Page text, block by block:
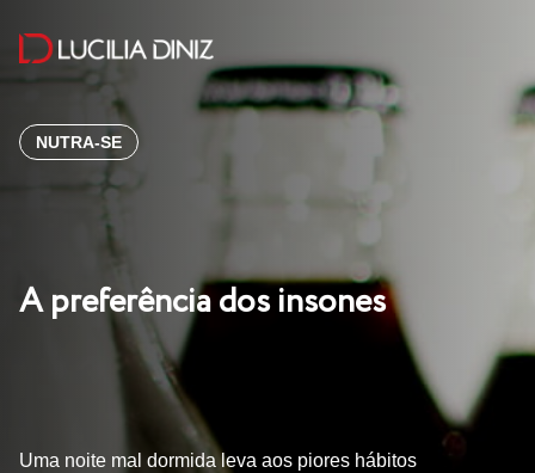
NUTRA-SE
A preferência dos insones
Uma noite mal dormida leva aos piores hábitos